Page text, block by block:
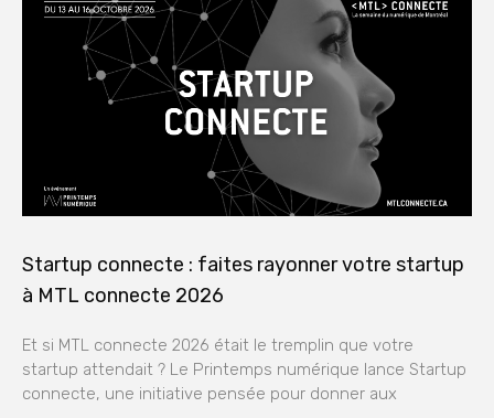
Startup connecte : faites rayonner votre startup
à MTL connecte 2026
Et si MTL connecte 2026 était le tremplin que votre
startup attendait ? Le Printemps numérique lance Startup
connecte, une initiative pensée pour donner aux